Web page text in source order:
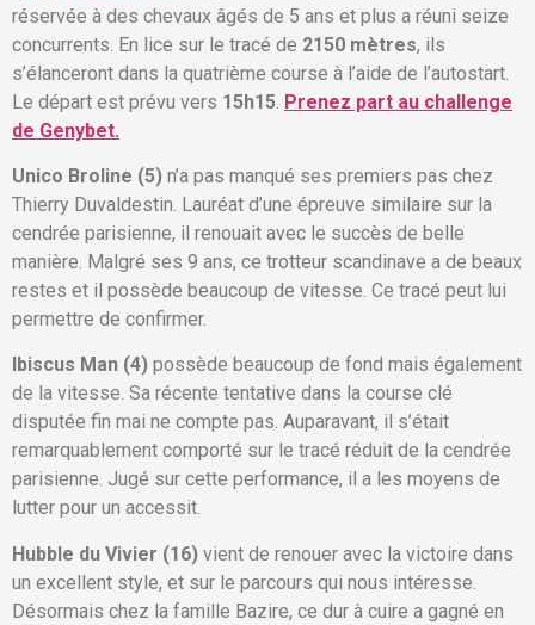
réservée à des chevaux âgés de 5 ans et plus a réuni seize
concurrents. En lice sur le tracé de 2150 mètres, ils
s’élanceront dans la quatrième course à l’aide de l’autostart.
Le départ est prévu vers 15h15 Prenez part au challenge
de Genybet.
Unico Broline (5) n’a pas manqué ses premiers pas chez
Thierry Duvaldestin. Lauréat d’une épreuve similaire sur la
cendrée parisienne, il renouait avec le succès de belle
manière. Malgré ses 9 ans, ce trotteur scandinave a de beaux
restes et il possède beaucoup de vitesse. Ce tracé peut lui
permettre de confirmer.
Ibiscus Man (4) possède beaucoup de fond mais également
de la vitesse. Sa récente tentative dans la course clé
disputée fin mai ne compte pas. Auparavant, il s’était
remarquablement comporté sur le tracé réduit de la cendrée
parisienne. Jugé sur cette performance, il a les moyens de
lutter pour un accessit.
Hubble du Vivier (16) vient de renouer avec la victoire dans
un excellent style, et sur le parcours qui nous intéresse.
Désormais chez la famille Bazire, ce dur à cuire a gagné en